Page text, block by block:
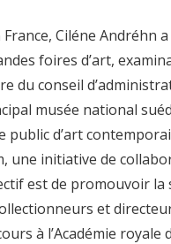
Ciléne Andréhn
foires d’art,
du conseil
musée national
d’art
une initiative de
est de promouvoir la
et
à l’Académie royale